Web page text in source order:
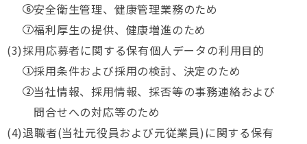
安全衛生管理、健康管理業務のため
福利厚生の提供、健康増進のため
採用応募者に関する保有個人データの利用目的
採用条件および採用の検討、決定のため
当社情報、採用情報、採否等の事務連絡および
問合せへの対応等のため
退職者(当社元役員および元従業員)に関する保有